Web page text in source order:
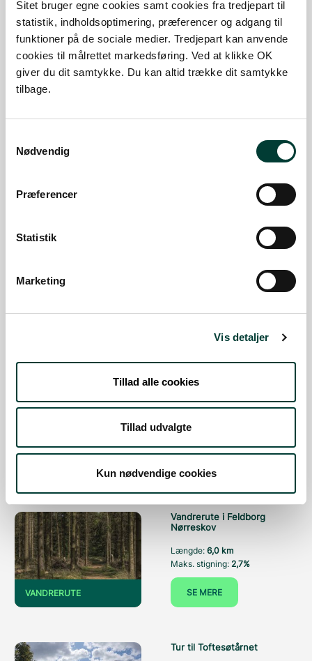
Sitet bruger egne cookies samt cookies fra tredjepart til
statistik, indholdsoptimering, præferencer og adgang til
funktioner på de sociale medier. Tredjepart kan anvende
cookies til målrettet markedsføring. Ved at klikke OK
giver du dit samtykke. Du kan altid trække dit samtykke
tilbage.
Nødvendig
Præferencer
Statistik
Marketing
Vis detaljer
Tillad alle cookies
Tillad udvalgte
Kun nødvendige cookies
VANDRERUTE
Skov
Længde: 5,9 km
Maks. stigning:7,2%
SE MERE
SE MERE
Hjertesti i Byfogedskoven
Længde:1,0 km
Maks. stigning:
VANDRERUTE
Vandrerute i Feldborg
Nørreskov
Længde: 6,0 km
Maks. stigning: 2,7%
SE MERE
Tur til Toftesøtårnet